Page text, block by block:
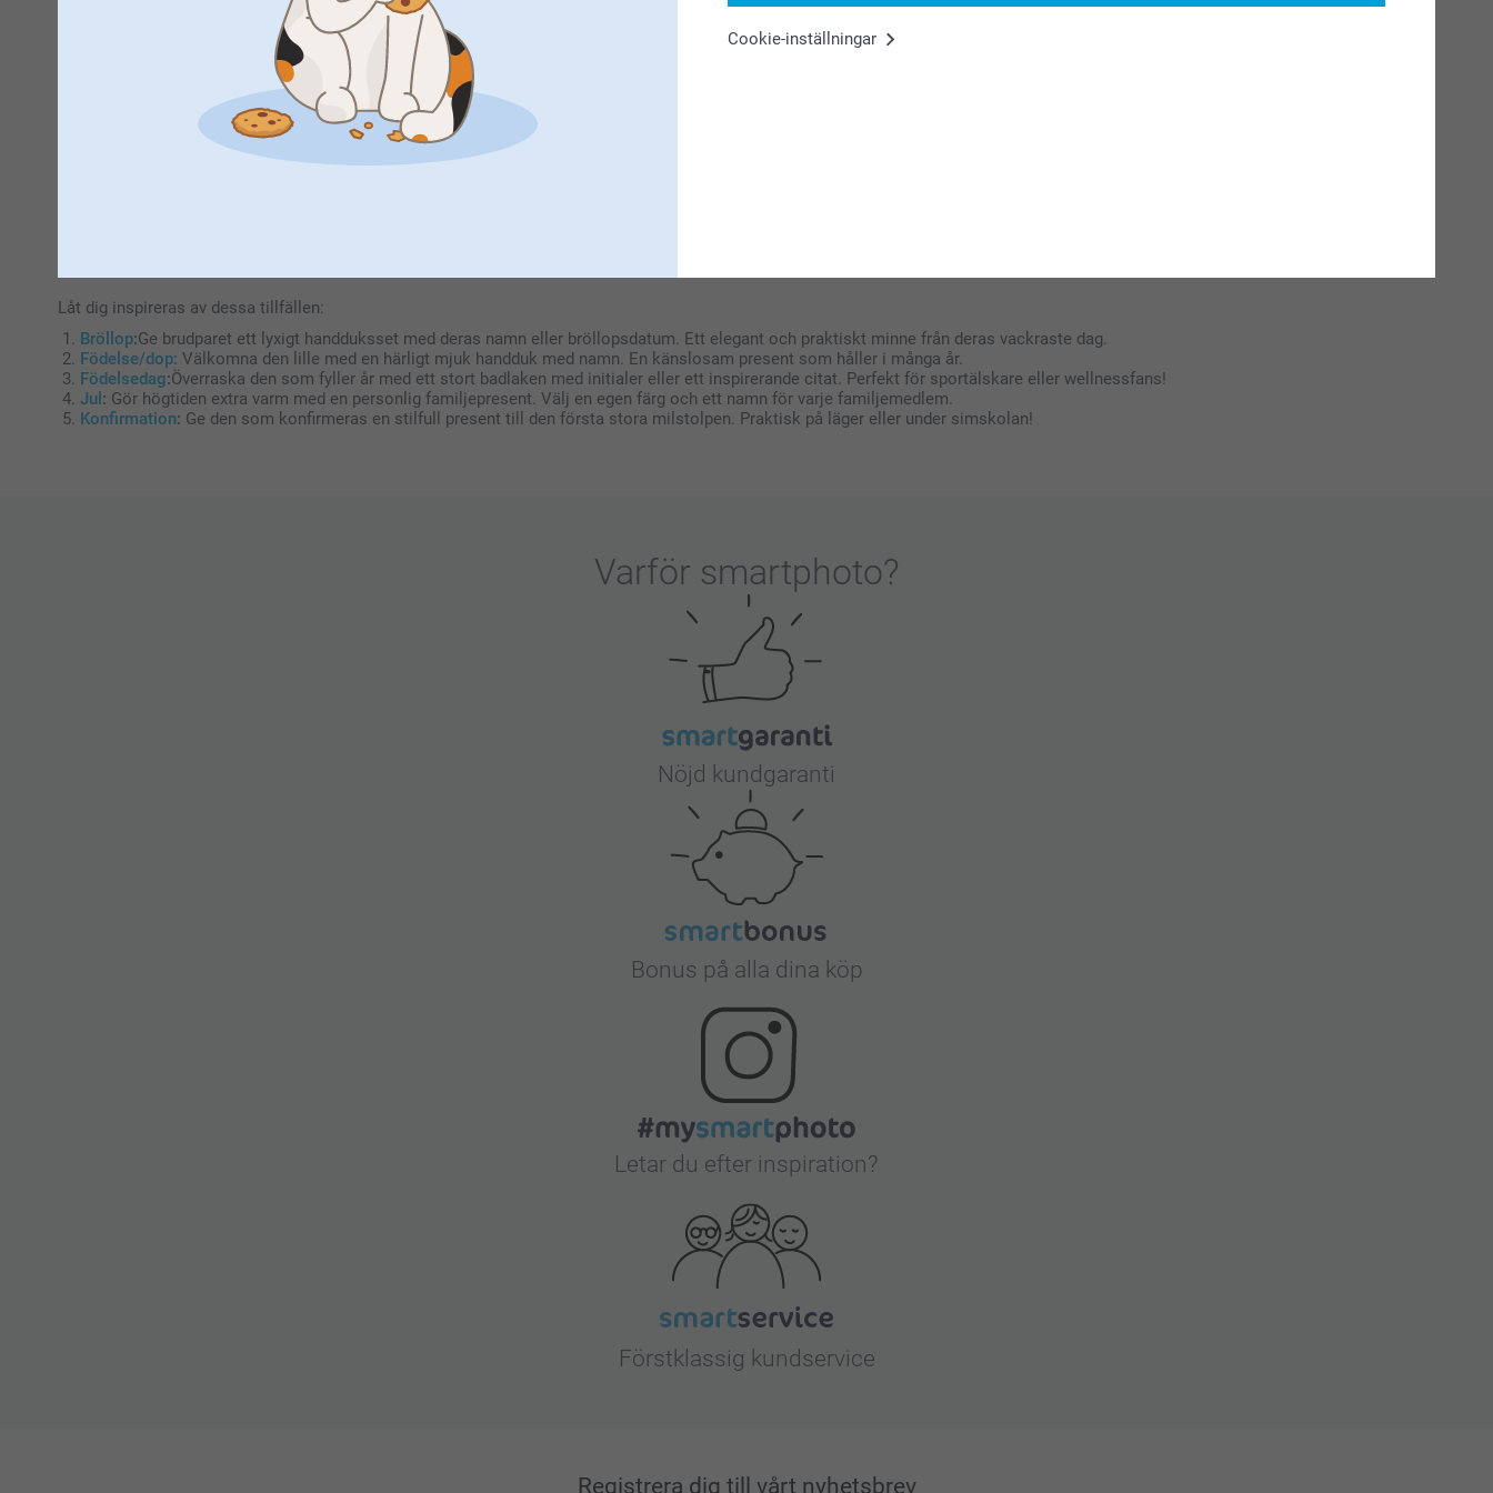
Cookie-inställningar
En personlig badhandduk med namn för baby och barn
Barn älskar att se sitt eget namn på sina saker, och en handduk med namn är både söt och superpraktisk. Inga fler förväxlade handdukar på simskolan, dagis eller läger – namnet sitter ju
där! Som babypresent eller doppresent är en mjuk, personlig handduk ett härligt val som föräldrar verkligen uppskattar. Det är den där presenten som är praktisk för vardagen men också
förblir ett kärt minne från de första åren.
Låt dig inspireras av dessa tillfällen:
Bröllop:Ge brudparet ett lyxigt handduks­set med deras namn eller bröllops­datum. Ett elegant och praktiskt minne från deras vackraste dag.
Födelse/dop: Välkomna den lille med en härligt mjuk handduk med namn. En känslosam present som håller i många år.
Födelsedag:Överraska den som fyller år med ett stort badlaken med initialer eller ett inspirerande citat. Perfekt för sportälskare eller wellnessfans!
Jul : Gör högtiden extra varm med en personlig familjepresent. Välj en egen färg och ett namn för varje familjemedlem.
Konfirmation: Ge den som konfirmeras en stilfull present till den första stora milstolpen. Praktisk på läger eller under simskolan!
Varför smartphoto?
Nöjd kundgaranti
Bonus på alla dina köp
Letar du efter inspiration?
Förstklassig kundservice
Registrera dig till vårt nyhetsbrev